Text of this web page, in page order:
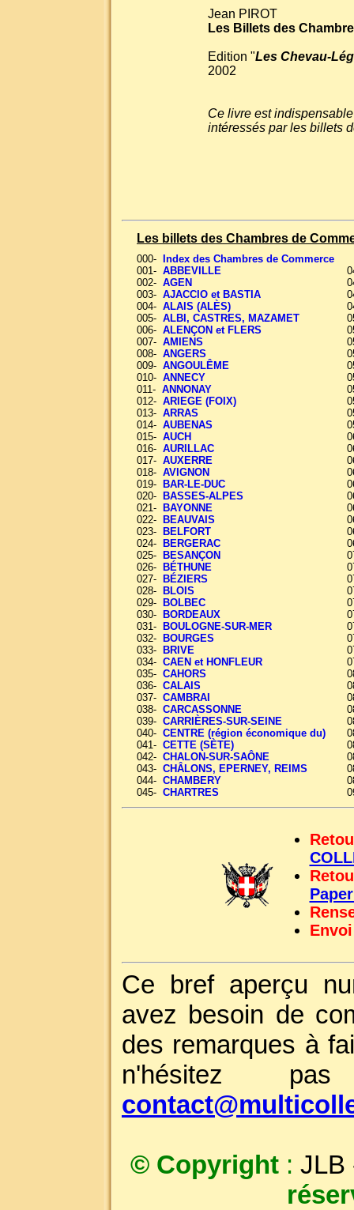
Jean PIROT
Les Billets des
Edition "Les Chevau-
2002
Ce livre est
intéressés par les billets
Les billets des Chambres de
000- Index des Chambres de Commerce
001- ABBEVILLE
002- AGEN
003- AJACCIO et BASTIA
004- ALAIS (ALÈS)
005- ALBI, CASTRES, MAZAMET
006- ALENÇON et FLERS
007- AMIENS
008- ANGERS
009- ANGOULÊME
010- ANNECY
011- ANNONAY
012- ARIEGE (FOIX)
013- ARRAS
014- AUBENAS
015- AUCH
016- AURILLAC
017- AUXERRE
018- AVIGNON
019- BAR-LE-DUC
020- BASSES-ALPES
021- BAYONNE
022- BEAUVAIS
023- BELFORT
024- BERGERAC
025- BESANÇON
026- BÉTHUNE
027- BÉZIERS
028- BLOIS
029- BOLBEC
030- BORDEAUX
031- BOULOGNE-SUR-MER
032- BOURGES
033- BRIVE
034- CAEN et HONFLEUR
035- CAHORS
036- CALAIS
037- CAMBRAI
038- CARCASSONNE
039- CARRIÈRES-SUR-SEINE
040- CENTRE (région économique du)
041- CETTE (SÈTE)
042- CHALON-SUR-SAÔNE
043- CHÂLONS, EPERNEY, REIMS
044- CHAMBERY
045- CHARTRES
Ce bref aperçu
avez besoin de
des remarques à
n'hésitez
© Copyright : JLB